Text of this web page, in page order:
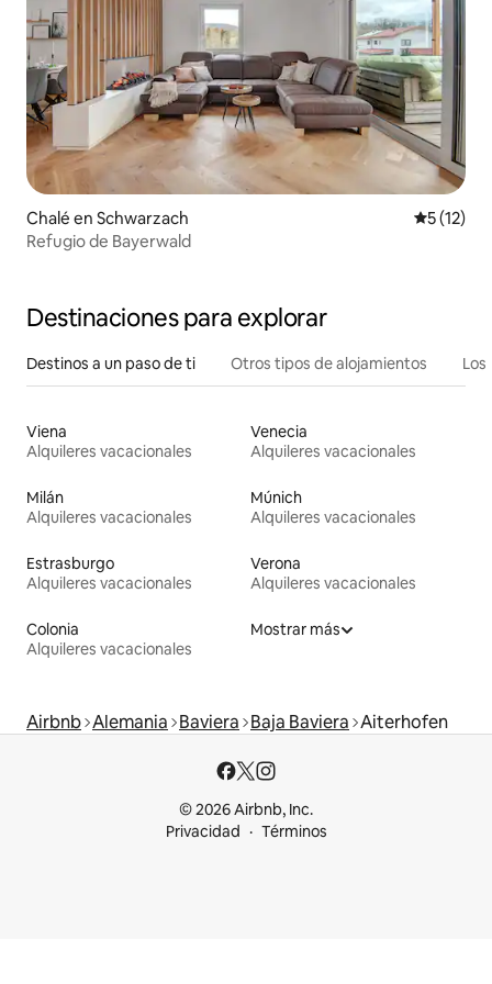
Chalé en Schwarzach
5 (12)
Refugio de Bayerwald
Destinaciones para explorar
Destinos a un paso de ti Otros tipos de alojamientos
Viena
Alquileres vacacionales
Venecia
Alquileres vacacionales
Milán
Alquileres vacacionales
Múnich
Alquileres vacacionales
Estrasburgo
Alquileres vacacionales
Verona
Alquileres vacacionales
Colonia
Alquileres vacacionales
Mostrar más
Airbnb Alemania Baviera Baja Baviera Aiterhofen
© 2026 Airbnb, Inc.
Privacidad
Términos